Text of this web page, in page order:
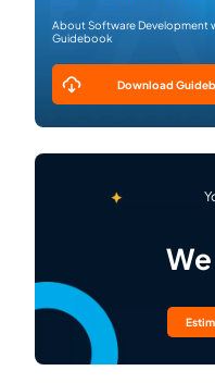
About Software Development
Guidebook
Download